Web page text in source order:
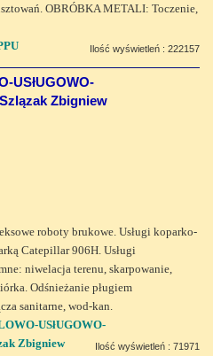
OBRÓBKA METALI: Toczenie,
Ilość wyświetleń : 222157
USłUGOWO-
Zbigniew
roboty brukowe. Usługi koparko-
Catepillar 906H. Usługi
niwelacja terenu, skarpowanie,
Odśnieżanie pługiem
sanitarne, wod-kan.
USłUGOWO-
Zbigniew
Ilość wyświetleń : 71971